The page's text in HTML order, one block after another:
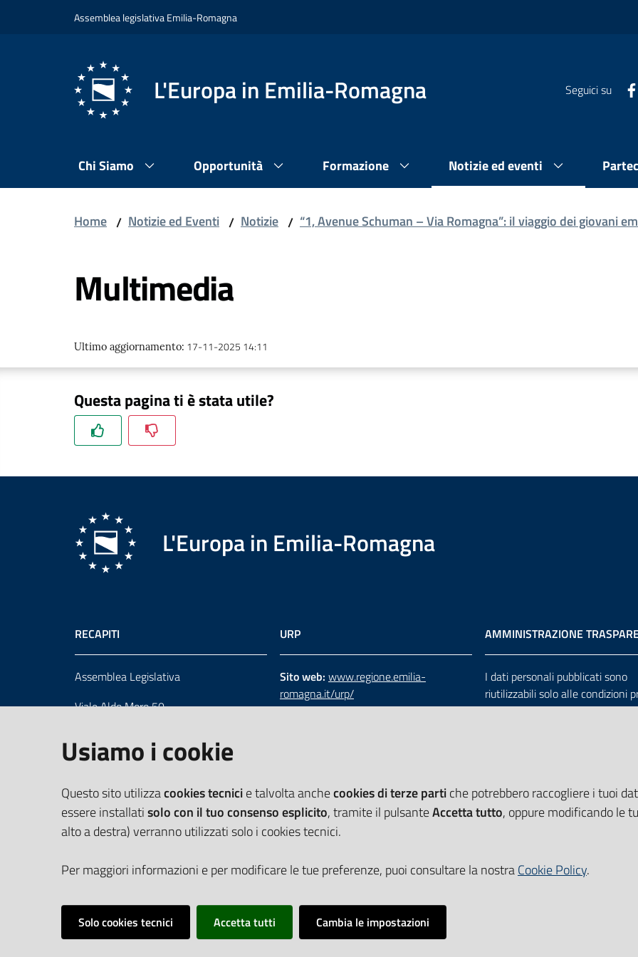
Vai al contenuto
Vai alla navigazioneAssemblea legislativa Emilia-Romagna
L'Europa in Emilia-Romagna Seguici su
Chi Siamo Opportunità Formazione Notizie ed eventi
Home / Notizie ed Eventi / Notizie / “1, Avenue Schuman – Via Romagna”: il viaggio dei giovani
Multimedia
Ultimo aggiornamento: 17-11-2025 14:11
Questa pagina ti è stata utile?
L'Europa in Emilia-Romagna
RECAPITI
Assemblea Legislativa
Viale Aldo Moro 50
Centralino 051 5275226
Cerca telefoni e indirizzi
URP
Sito web: www.regione.emilia-
romagna.it/urp/
Numero verde:800.66.22.00
AMMINISTRAZIONE
I dati personali pubblicati sono
riutilizzabili solo alle condizioni
dalla direttiva comunitaria
Vai alla pagina
Usiamo i cookie
Questo sito utilizzacookies tecnicie talvolta anchecookies di terze partiche potrebbero raccogliere i tuoi
essere installatisolo con il tuo consenso esplicito, tramite il pulsanteAccetta tutto, oppure modificando le
alto a destra) verranno utilizzati solo i cookies tecnici.
Per maggiori informazioni e per modificare le tue preferenze, puoi consultare la nostraCookie Policy.
Solo cookies tecnici Accetta tutti Cambia le impostazioni